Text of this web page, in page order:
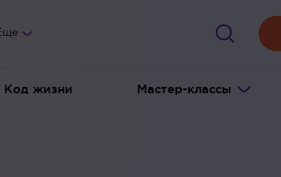
Код жизни Мастер-классы